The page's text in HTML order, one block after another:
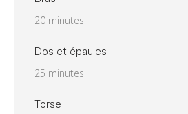
20 minutes
Dos et épaules
25 minutes
Torse